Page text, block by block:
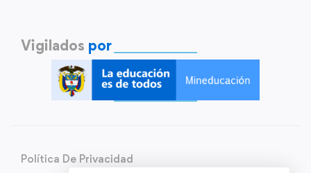
Vigilados por
Política De Privacidad